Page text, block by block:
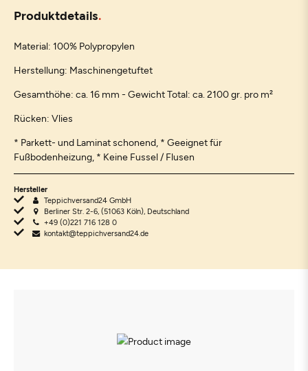
Produktdetails
Material: 100% Polypropylen
Herstellung: Maschinengetuftet
Gesamthöhe: ca. 16 mm - Gewicht Total: ca. 2100 gr. pro m²
Rücken: Vlies
* Parkett- und Laminat schonend, * Geeignet für
Fußbodenheizung, * Keine Fussel / Flusen
Hersteller
Teppichversand24 GmbH
Berliner Str. 2-6, (51063 Köln), Deutschland
+49 (0)221 716 128 0
kontakt@teppichversand24.de